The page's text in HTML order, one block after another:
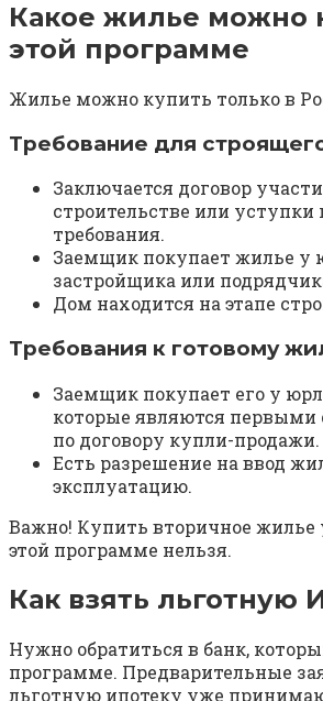
Какое жилье можно
этой программе
Жилье можно купить только в
Требование для
Заключается договор
строительстве или уступки
требования.
Заемщик покупает жилье у
застройщика или
Дом находится на этапе
Требования к готовому
Заемщик покупает его у
которые являются первыми
по договору купли-продажи.
Есть разрешение на ввод
эксплуатацию.
Важно! Купить вторичное жилье
этой программе нельзя.
Как взять льготную
Нужно обратиться в банк,
программе. Предварительные
льготную ипотеку уже